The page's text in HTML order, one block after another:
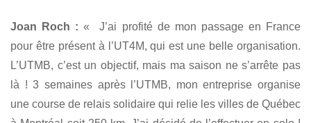
Joan Roch : « J’ai profité de mon passage en France
pour être présent à l’UT4M, qui est une belle organisation.
L’UTMB, c’est un objectif, mais ma saison ne s’arrête pas
là ! 3 semaines après l’UTMB, mon entreprise organise
une course de relais solidaire qui relie les villes de Québec